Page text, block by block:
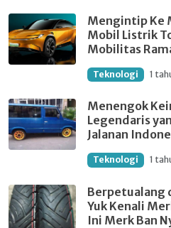
Mengintip Ke
Mobil Listrik
Mobilitas
Teknologi 1
Menengok
Legendaris
Jalanan
Teknologi 1
Berpetualang
Yuk Kenali
Ini Merk Ban